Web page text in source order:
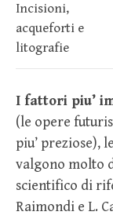
Incisioni,
acqueforti e
litografie
I fattori piu’
(le opere
piu’ preziose),
valgono molto
scientifico di
Raimondi e L.